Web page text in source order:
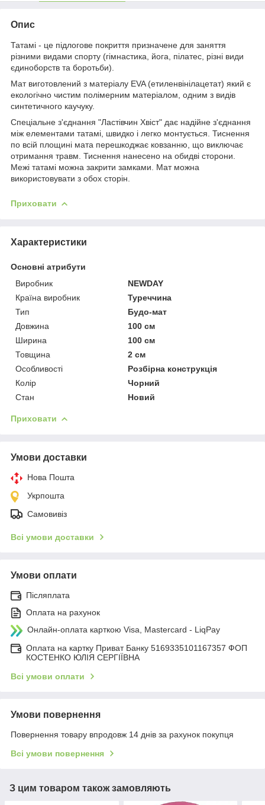
Опис
Татамі - це підлогове покриття призначене для заняття
різними видами спорту (гімнастика, йога, пілатес, різні види
єдиноборств та боротьби).
Мат виготовлений з матеріалу EVA (етиленвінілацетат) який є
екологічно чистим полімерним матеріалом, одним з видів
синтетичного каучуку.
Спеціальне з'єднання "Ластівчин Хвіст" дає надійне з'єднання
між елементами татамі, швидко і легко монтується. Тиснення
по всій площині мата перешкоджає ковзанню, що виключає
отримання травм. Тиснення нанесено на обидві сторони.
Межі татамі можна закрити замками. Мат можна
використовувати з обох сторін.
Приховати
Характеристики
Основні атрибути
Виробник
NEWDAY
Країна виробник
Туреччина
Тип
Будо-мат
Довжина
100 см
Ширина
100 см
Товщина
2 см
Особливості
Розбірна конструкція
Колір
Чорний
Стан
Новий
Приховати
Умови доставки
Нова Пошта
Укрпошта
Самовивіз
Всі умови доставки
Умови оплати
Післяплата
Оплата на рахунок
Онлайн-оплата карткою Visa, Mastercard - LiqPay
Оплата на картку Приват Банку 5169335101167357 ФОП
КОСТЕНКО ЮЛІЯ СЕРГІЇВНА
Всі умови оплати
Умови повернення
Повернення товару впродовж 14 днів за рахунок покупця
Всі умови повернення
З цим товаром також замовляють